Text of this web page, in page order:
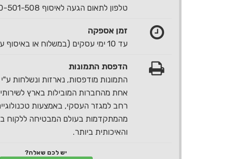
טלפון לתאום הגעה לאיסוף 1-700-501-508
זמן אספקה
עד 10 ימי עסקים (במשלוח או באיסוף עצמי)
הדפסת התמונות
התמונות מודפסות, נארזות ונשלחות
אחת מהחברות המובילות בארץ
רחב למגזר העסקי, באמצעות
מהמתקדמות בעולם המבטיחה ללקוח
והאיכותית ביותר.
יש לכם שאלה?